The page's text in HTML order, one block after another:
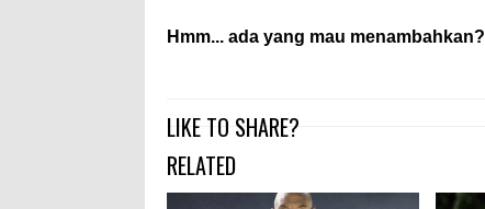
Hmm... ada yang mau menambahkan?
LIKE TO SHARE?
RELATED